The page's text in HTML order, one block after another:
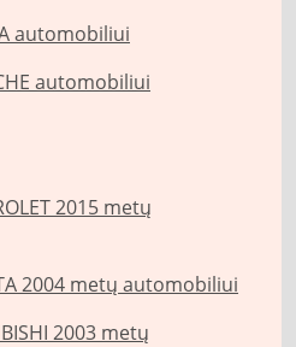
automobiliui
automobiliui
2015 metų
2004 metų automobiliui
2003 metų